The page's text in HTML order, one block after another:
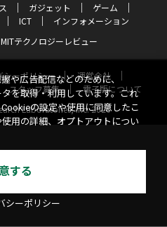
ガジェット
ゲーム
ICT
インフォメーション
MITテクノロジーレビュー
シーポリシー
運営会社
スタッフ募集
電子版について
Laboratories, Inc. 2026
や広告配信などのために、
を取得・利用しています。これ
の設定や使用に同意したこ
用の詳細、オプトアウトについ
する
シーポリシー